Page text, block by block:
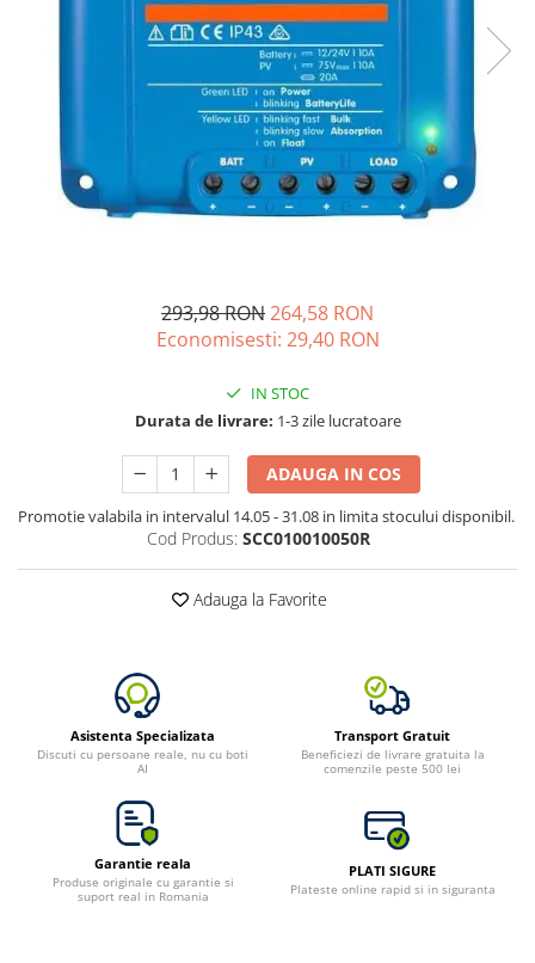
Acumulatori de stocare
Componente sisteme de balcon
293,98 RON264,58 RON
Economisesti: 29,40 RON
IN STOC
Durata de livrare: 1-3 zile lucratoare
ADAUGA IN COS
Promotie valabila in intervalul 14.05 - 31.08 in limita stocului disponibil.
Cod Produs: SCC010010050R
Adauga la Favorite
Asistenta Specializata
Discuti cu persoane reale, nu cu boti
AI
Transport Gratuit
Beneficiezi de livrare gratuita la
comenzile peste 500 lei
Garantie reala
Produse originale cu garantie si
suport real in Romania
PLATI SIGURE
Plateste online rapid si in siguranta